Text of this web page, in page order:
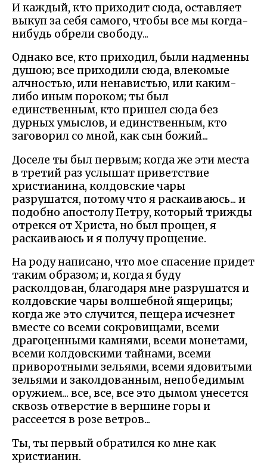
И каждый, кто приходит сюда, оставляет
выкуп за себя самого, чтобы все мы когда-
нибудь обрели свободу...
Однако все, кто приходил, были надменны
душою; все приходили сюда, влекомые
алчностью, или ненавистью, или каким-
либо иным пороком; ты был
единственным, кто пришел сюда без
дурных умыслов, и единственным, кто
заговорил со мной, как сын божий...
Доселе ты был первым; когда же эти места
в третий раз услышат приветствие
христианина, колдовские чары
разрушатся, потому что я раскаиваюсь... и
подобно апостолу Петру, который трижды
отрекся от Христа, но был прощен, я
раскаиваюсь и я получу прощение.
На роду написано, что мое спасение придет
таким образом; и, когда я буду
расколдован, благодаря мне разрушатся и
колдовские чары волшебной ящерицы;
когда же это случится, пещера исчезнет
вместе со всеми сокровищами, всеми
драгоценными камнями, всеми монетами,
всеми колдовскими тайнами, всеми
приворотными зельями, всеми ядовитыми
зельями и заколдованным, непобедимым
оружием... все, все, все это дымом унесется
сквозь отверстие в вершине горы и
рассеется в розе ветров...
Ты, ты первый обратился ко мне как
христианин.